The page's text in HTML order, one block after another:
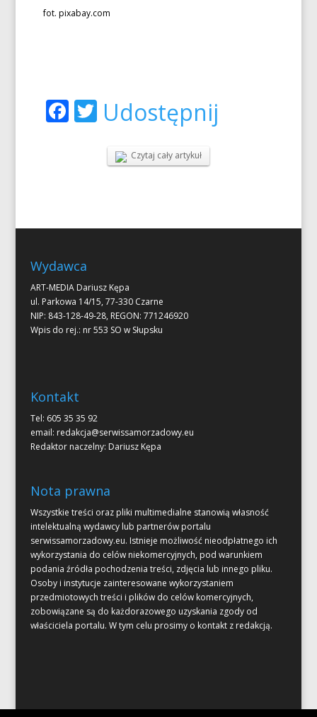
fot. pixabay.com
Facebook
Twitter
Udostępnij
Czytaj cały artykuł
Wydawca
ART-MEDIA Dariusz Kępa
ul. Parkowa 14/15, 77-330 Czarne
NIP: 843-128-49-28, REGON: 771246920
Wpis do rej.: nr 553 SO w Słupsku
Kontakt
Tel: 605 35 35 92
email: redakcja@serwissamorzadowy.eu
Redaktor naczelny: Dariusz Kępa
Nota prawna
Wszystkie treści oraz pliki multimedialne stanowią własność
intelektualną wydawcy lub partnerów portalu
serwissamorzadowy.eu. Istnieje możliwość nieodpłatnego ich
wykorzystania do celów niekomercyjnych, pod warunkiem
podania źródła pochodzenia treści, zdjęcia lub innego pliku.
Osoby i instytucje zainteresowane wykorzystaniem
przedmiotowych treści i plików do celów komercyjnych,
zobowiązane są do każdorazowego uzyskania zgody od
właściciela portalu. W tym celu prosimy o kontakt z redakcją.